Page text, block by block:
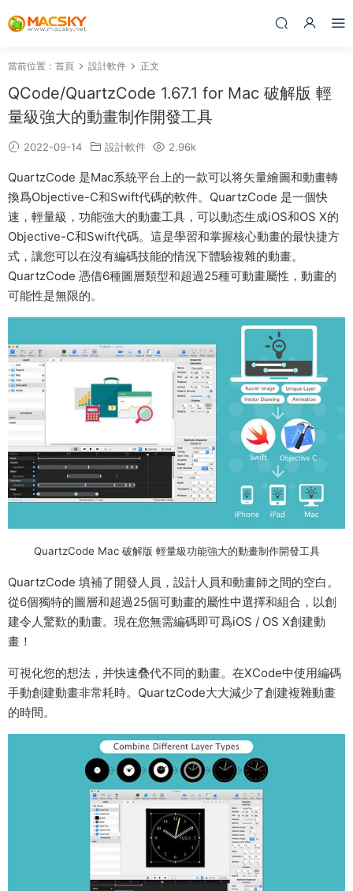
當前位置： 首頁 設計軟件 正文
QCode/QuartzCode 1.67.1 for Mac 破解版 輕
量級強大的動畫制作開發工具
2022-09-14 設計軟件 2.96k
QuartzCode 是Mac系統平台上的一款可以将矢量繪圖和動畫轉
換爲Objective-C和Swift代碼的軟件。QuartzCode 是一個快
速，輕量級，功能強大的動畫工具，可以動态生成iOS和OS X的
Objective-C和Swift代碼。這是學習和掌握核心動畫的最快捷方
式，讓您可以在沒有編碼技能的情況下體驗複雜的動畫。
QuartzCode 憑借6種圖層類型和超過25種可動畫屬性，動畫的
可能性是無限的。
QuartzCode Mac 破解版 輕量級功能強大的動畫制作開發工具
QuartzCode 填補了開發人員，設計人員和動畫師之間的空白。
從6個獨特的圖層和超過25個可動畫的屬性中選擇和組合，以創
建令人驚歎的動畫。現在您無需編碼即可爲iOS / OS X創建動
畫！
可視化您的想法，并快速叠代不同的動畫。在XCode中使用編碼
手動創建動畫非常耗時。QuartzCode大大減少了創建複雜動畫
的時間。